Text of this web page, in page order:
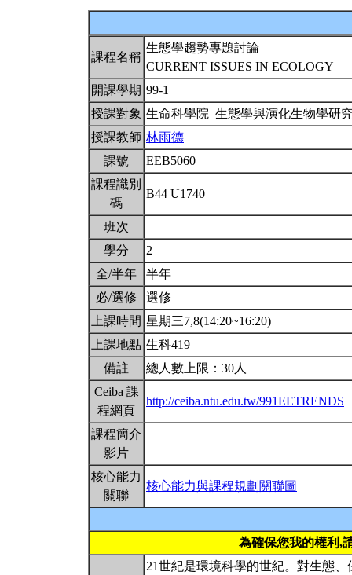
課程名稱
生態學趨勢專題討論
CURRENT ISSUES IN ECOLOGY
開課學期 99-1
授課對象 生命科學院 生態學與演化生物學研
授課教師 林雨德
課號
EEB5060
課程識別
碼
B44 U1740
班次
學分
2
全/半年
半年
必/選修
選修
上課時間 星期三7,8(14:20~16:20)
上課地點 生科419
備註
總人數上限：30人
Ceiba 課
程網頁
http://ceiba.ntu.edu.tw/991EETRENDS
課程簡介
影片
核心能力
關聯
核心能力與課程規劃關聯圖
為確保您我的權利,
21世紀是環境科學的世紀。對生態